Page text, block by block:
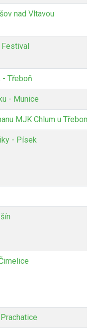
nad Vltavou
Festival
- Třeboň
- Munice
MJK Chlum u Třeboně
- Písek